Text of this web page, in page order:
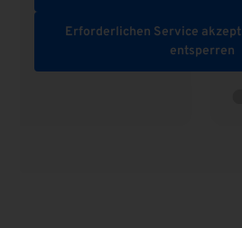
Erforderlichen Service
entsperren